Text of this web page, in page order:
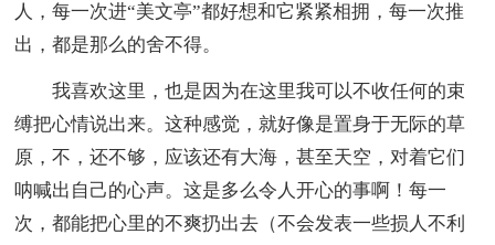
人，每一次进“美文亭”都好想和它紧紧相拥，每一次推
出，都是那么的舍不得。
我喜欢这里，也是因为在这里我可以不收任何的束
缚把心情说出来。这种感觉，就好像是置身于无际的草
原，不，还不够，应该还有大海，甚至天空，对着它们
呐喊出自己的心声。这是多么令人开心的事啊！每一
次，都能把心里的不爽扔出去（不会发表一些损人不利